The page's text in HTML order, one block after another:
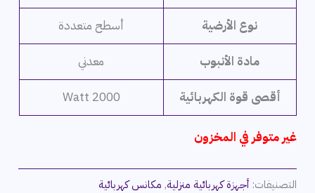
نوع الأرضية أسطح متعددة
مادة الأنبوب معدني
أقصى قوة الكهربائية 2000 Watt
غير متوفر في المخزون
التصنيفات:أجهزة كهربائية منزلية, مكانس كهربائية